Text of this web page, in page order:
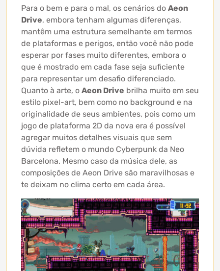
Para o bem e para o mal, os cenários do Aeon
Drive, embora tenham algumas diferenças,
mantêm uma estrutura semelhante em termos
de plataformas e perigos, então você não pode
esperar por fases muito diferentes, embora o
que é mostrado em cada fase seja suficiente
para representar um desafio diferenciado.
Quanto à arte, o Aeon Drive brilha muito em seu
estilo pixel-art, bem como no background e na
originalidade de seus ambientes, pois como um
jogo de plataforma 2D da nova era é possível
agregar muitos detalhes visuais que sem
dúvida refletem o mundo Cyberpunk da Neo
Barcelona. Mesmo caso da música dele, as
composições de Aeon Drive são maravilhosas e
te deixam no clima certo em cada área.